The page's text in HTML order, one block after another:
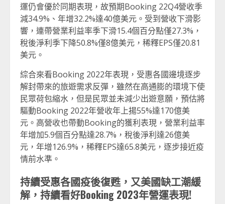
運仍會優於同期表現，故預期Booking 22Q4營收季
減34.9%、年增32.2%達40億美元。受到營收下滑影
響，連帶營業利益率季下滑15.4個百分點僅27.3%，
稅後淨利季下降50.8%僅8億美元，稀釋EPS僅20.81
美元。
綜合來看Booking 2022年表現，受惠各國邊境逐步
解封帶來的旅遊需求反彈，雖然在高通膨的環境下使
民眾荷包縮水，但是民眾並未減少出遊意願，預估將
驅動Booking 2022年營收年上揚55%達170億美
元。高營收也帶動Booking的獲利表現，營業利益率
年增加5.9個百分點達28.7%，稅後淨利達26億美
元，年增126.9%，稀釋EPS達65.8美元，逐步接近疫
情前水準。
持續受惠各國疫後復甦，又美國缺工潮緩
解，持續看好Booking 2023年營運表現!